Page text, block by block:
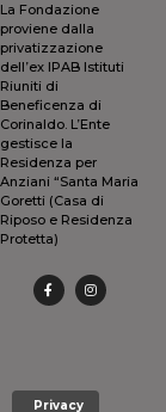
La Fondazione
proviene dalla
privatizzazione
dell’ex IPAB Istituti
Riuniti di
Beneficenza di
Corinaldo. L’Ente
gestisce la
Residenza per
Anziani “Santa Maria
Goretti (Casa di
Riposo e Residenza
Protetta)
Privacy